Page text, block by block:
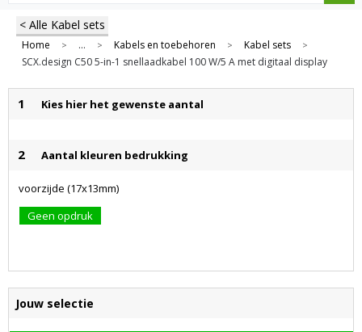
< Alle Kabel sets
Home > ... > Kabels en toebehoren > Kabel sets >
SCX.design C50 5-in-1 snellaadkabel 100 W/5 A met digitaal display
1 Kies hier het gewenste aantal
2 Aantal kleuren bedrukking
voorzijde (17x13mm)
Geen opdruk
Jouw selectie